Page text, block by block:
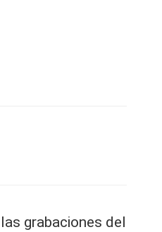
grabaciones del